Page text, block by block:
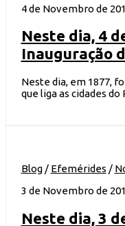
4 de Novembro de
Neste dia, 4
Inauguração
Neste dia, em 1877,
que liga as cidades
Blog/ Efemérides /
3 de Novembro de
Neste dia, 3